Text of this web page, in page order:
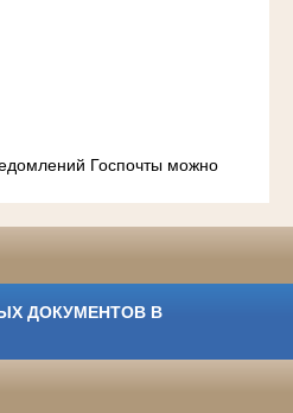
Госпочты можно
ДОКУМЕНТОВ В